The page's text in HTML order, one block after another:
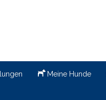
Meine Hunde